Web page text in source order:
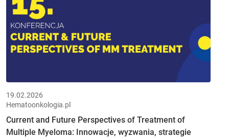
19.02.2026
Hematoonkologia.pl
Current and Future Perspectives of Treatment of
Multiple Myeloma: Innowacje, wyzwania, strategie